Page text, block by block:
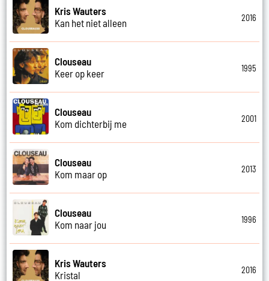
Kris Wauters
Kan het niet alleen
2016
Clouseau
Keer op keer
1995
Clouseau
Kom dichterbij me
2001
Clouseau
Kom maar op
2013
Clouseau
Kom naar jou
1996
Kris Wauters
Kristal
2016